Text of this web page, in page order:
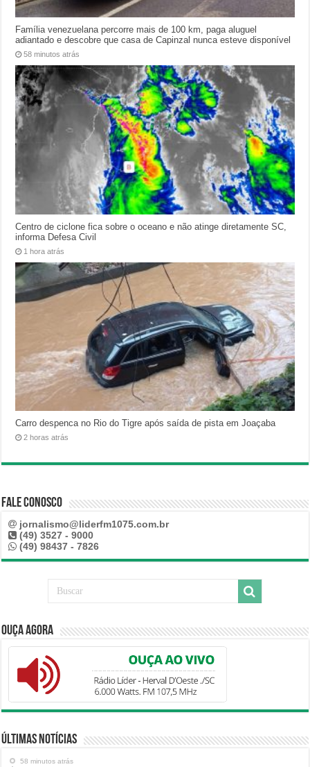
Família venezuelana percorre mais de 100 km, paga aluguel
adiantado e descobre que casa de Capinzal nunca esteve disponível
58 minutos atrás
Centro de ciclone fica sobre o oceano e não atinge diretamente SC,
informa Defesa Civil
1 hora atrás
Carro despenca no Rio do Tigre após saída de pista em Joaçaba
2 horas atrás
Fale Conosco
jornalismo@liderfm1075.com.br
(49) 3527 - 9000
(49) 98437 - 7826
Ouça Agora
Últimas Notícias
58 minutos atrás